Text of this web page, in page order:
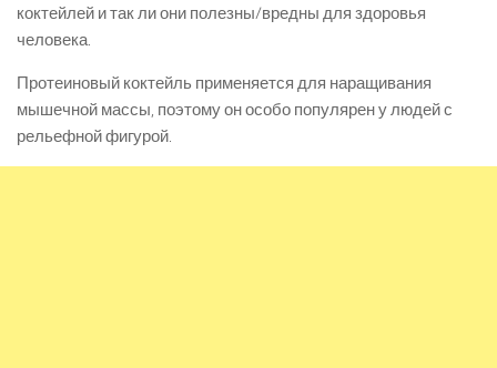
коктейлей и так ли они полезны/вредны для здоровья
человека.
Протеиновый коктейль применяется для наращивания
мышечной массы, поэтому он особо популярен у людей с
рельефной фигурой.